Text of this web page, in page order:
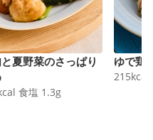
夏野菜のさっぱり
食塩 1.3g
ゆで鶏
215kcal